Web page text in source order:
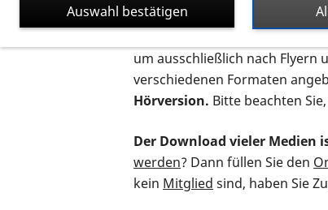
Auf dieser Seite finden Sie
um ausschließlich nach Flyern
verschiedenen Formaten
Hörversion. Bitte beachten
Der Download vieler Medien
werden? Dann füllen Sie den
kein Mitglied sind, haben Sie
Auswahl bestätigen